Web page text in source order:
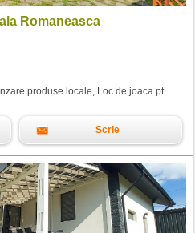
Romaneasca
produse locale, Loc de joaca pt
Scrie